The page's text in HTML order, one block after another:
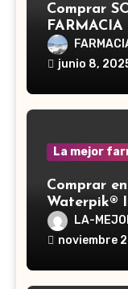
Comprar
Reishi,
en la
junio 8,
La mejor
Comprar
Waterpik®
LA-
noviembre